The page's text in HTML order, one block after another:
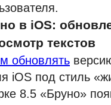
в iOS:
текстов
обновлять
iOS под стиль
8.5 «Бруно»